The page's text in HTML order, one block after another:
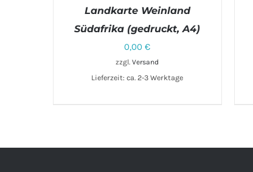
IN DEN WARENKORB
Landkarte Weinland
Südafrika (gedruckt, A4)
0,00€
zzgl.Versand
Lieferzeit: ca. 2-3 Werktage